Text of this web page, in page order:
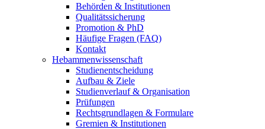
Behörden & Institutionen
Qualitätssicherung
Promotion & PhD
Häufige Fragen (FAQ)
Kontakt
Hebammenwissenschaft
Studienentscheidung
Aufbau & Ziele
Studienverlauf & Organisation
Prüfungen
Rechtsgrundlagen & Formulare
Gremien & Institutionen